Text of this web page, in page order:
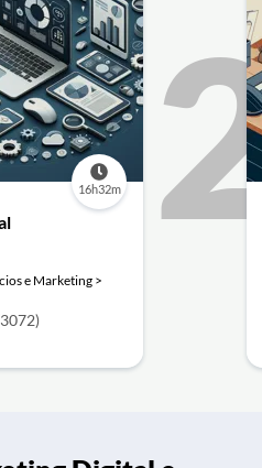
e Marketing >
16h32m